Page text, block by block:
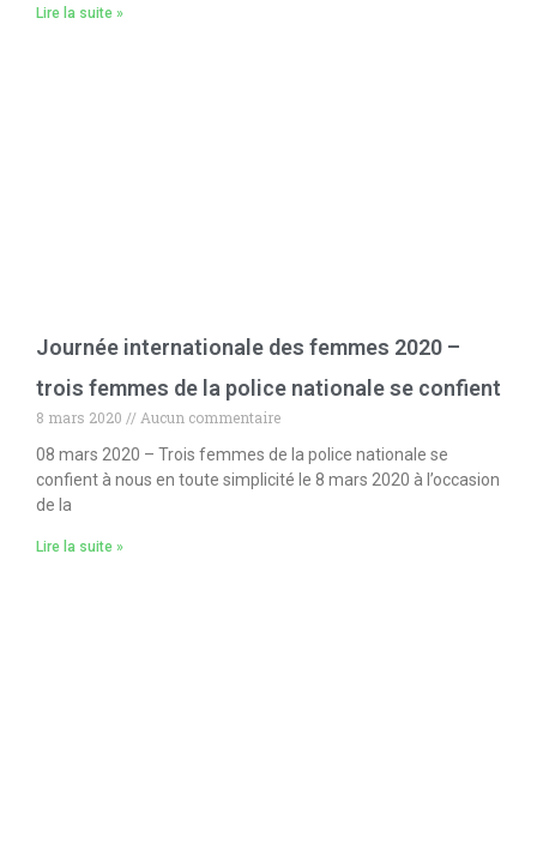
Lire la suite »
Journée internationale des femmes 2020 –
trois femmes de la police nationale se confient
8 mars 2020
Aucun commentaire
08 mars 2020 – Trois femmes de la police nationale se
confient à nous en toute simplicité le 8 mars 2020 à l’occasion
de la
Lire la suite »